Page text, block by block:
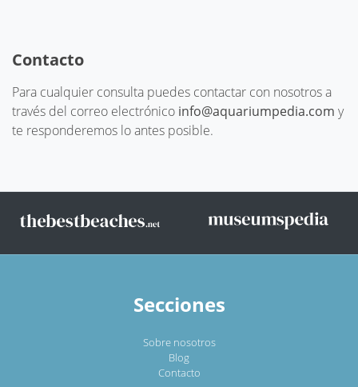
Contacto
Para cualquier consulta puedes contactar con nosotros a
través del correo electrónico info@aquariumpedia.com y
te responderemos lo antes posible.
Secciones
Sobre nosotros
Blog
Contacto